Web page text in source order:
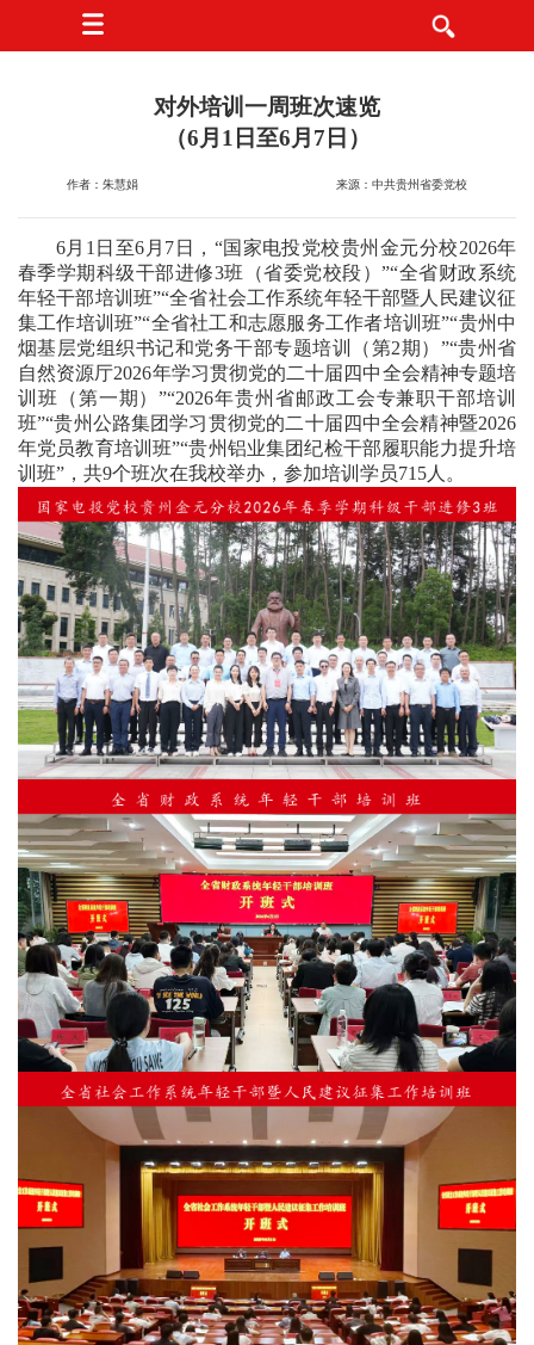
对外培训一周班次速览
（6月1日至6月7日）
作者：朱慧娟 来源：中共贵州省委党校
6月1日至6月7日，“国家电投党校贵州金元分校2026年
春季学期科级干部进修3班（省委党校段）”“全省财政系统
年轻干部培训班”“全省社会工作系统年轻干部暨人民建议征
集工作培训班”“全省社工和志愿服务工作者培训班”“贵州中
烟基层党组织书记和党务干部专题培训（第2期）”“贵州省
自然资源厅2026年学习贯彻党的二十届四中全会精神专题培
训班（第一期）”“2026年贵州省邮政工会专兼职干部培训
班”“贵州公路集团学习贯彻党的二十届四中全会精神暨2026
年党员教育培训班”“贵州铝业集团纪检干部履职能力提升培
训班”，共9个班次在我校举办，参加培训学员715人。